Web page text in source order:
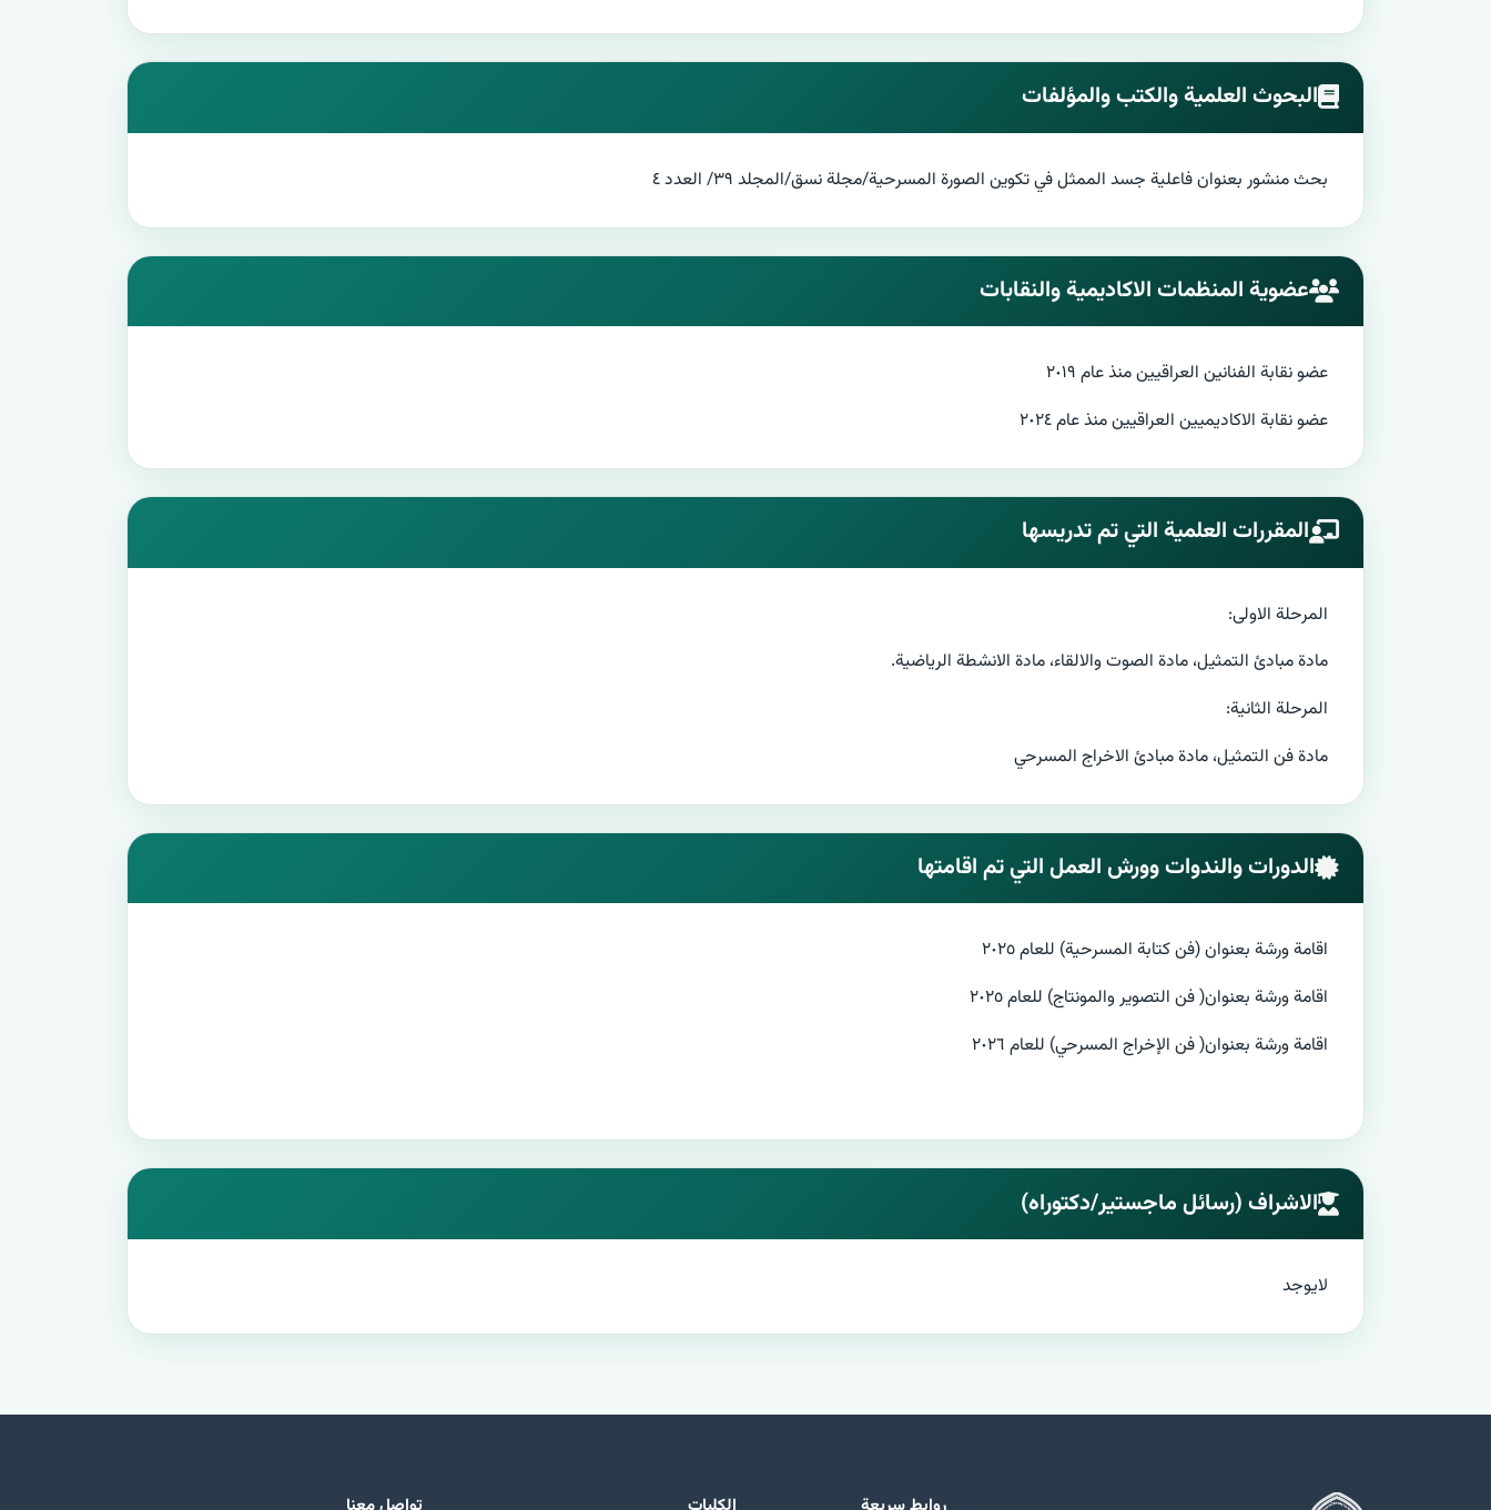
البحوث العلمية والكتب والمؤلفات
بحث منشور بعنوان فاعلية جسد الممثل في تكوين الصورة المسرحية/مجلة نسق/المجلد ٣٩/ العدد ٤
عضوية المنظمات الاكاديمية والنقابات
عضو نقابة الفنانين العراقيين منذ عام ٢٠١٩
عضو نقابة الاكاديميين العراقيين منذ عام ٢٠٢٤
المقررات العلمية التي تم تدريسها
المرحلة الاولى:
مادة مبادئ التمثيل، مادة الصوت والالقاء، مادة الانشطة الرياضية.
المرحلة الثانية:
مادة فن التمثيل، مادة مبادئ الاخراج المسرحي
الدورات والندوات وورش العمل التي تم اقامتها
اقامة ورشة بعنوان (فن كتابة المسرحية) للعام ٢٠٢٥
اقامة ورشة بعنوان( فن التصوير والمونتاج) للعام ٢٠٢٥
اقامة ورشة بعنوان( فن الإخراج المسرحي) للعام ٢٠٢٦
الاشراف (رسائل ماجستير/دكتوراه)
لايوجد